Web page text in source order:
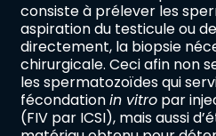
consiste à prélever les
aspiration du testicule ou
directement, la biopsie
chirurgicale. Ceci afin non
les spermatozoïdes qui
fécondationin vitro par
(FIV par ICSI), mais aussi